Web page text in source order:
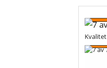
Kvalitet